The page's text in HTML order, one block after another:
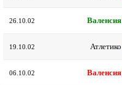
26.10.02 Валенсия
19.10.02 Атлетико
06.10.02 Валенсия